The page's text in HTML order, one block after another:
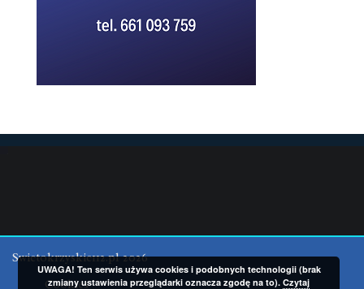
Swietokrzyskie112.pl 2026
Cookies
UWAGA! Ten serwis używa cookies i podobnych technologii (brak
zmiany ustawienia przeglądarki oznacza zgodę na to).Czytaj